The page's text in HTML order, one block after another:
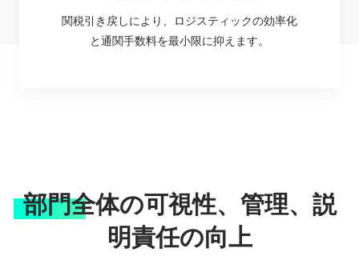
関税引き戻しにより、ロジスティックの効率化
と通関手数料を最小限に抑えます。
部門全体の可視性、管理、説
明責任の向上